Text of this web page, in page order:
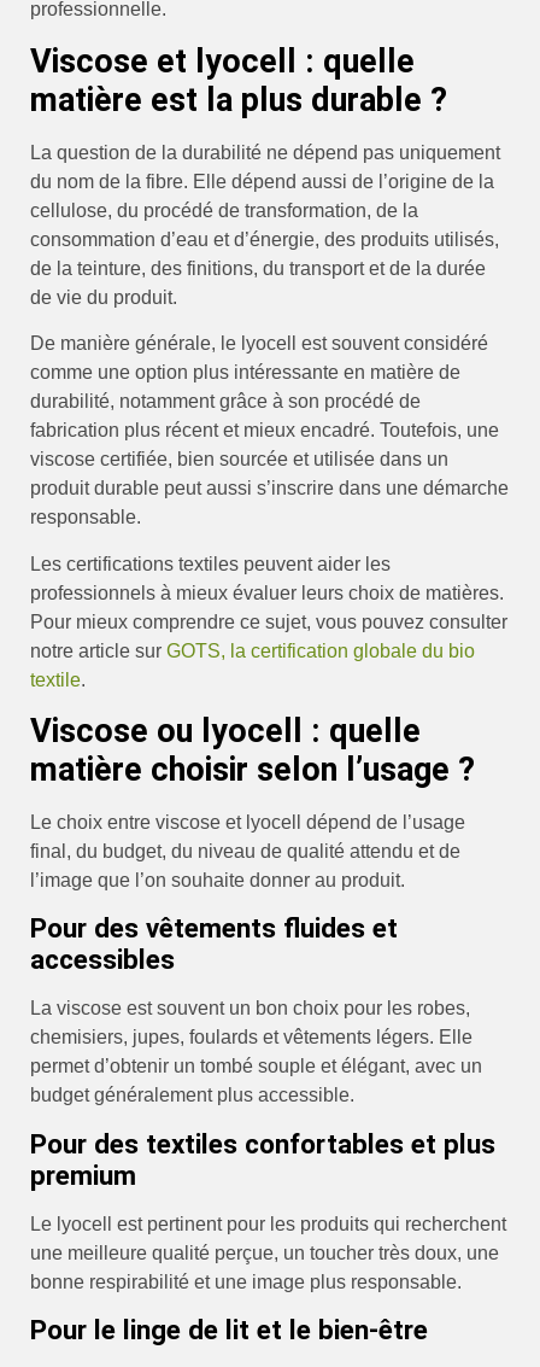
professionnelle.
Viscose et lyocell : quelle
matière est la plus durable ?
La question de la durabilité ne dépend pas uniquement
du nom de la fibre. Elle dépend aussi de l’origine de la
cellulose, du procédé de transformation, de la
consommation d’eau et d’énergie, des produits utilisés,
de la teinture, des finitions, du transport et de la durée
de vie du produit.
De manière générale, le lyocell est souvent considéré
comme une option plus intéressante en matière de
durabilité, notamment grâce à son procédé de
fabrication plus récent et mieux encadré. Toutefois, une
viscose certifiée, bien sourcée et utilisée dans un
produit durable peut aussi s’inscrire dans une démarche
responsable.
Les certifications textiles peuvent aider les
professionnels à mieux évaluer leurs choix de matières.
Pour mieux comprendre ce sujet, vous pouvez consulter
notre article sur GOTS, la certification globale du bio
textile.
Viscose ou lyocell : quelle
matière choisir selon l’usage ?
Le choix entre viscose et lyocell dépend de l’usage
final, du budget, du niveau de qualité attendu et de
l’image que l’on souhaite donner au produit.
Pour des vêtements fluides et
accessibles
La viscose est souvent un bon choix pour les robes,
chemisiers, jupes, foulards et vêtements légers. Elle
permet d’obtenir un tombé souple et élégant, avec un
budget généralement plus accessible.
Pour des textiles confortables et plus
premium
Le lyocell est pertinent pour les produits qui recherchent
une meilleure qualité perçue, un toucher très doux, une
bonne respirabilité et une image plus responsable.
Pour le linge de lit et le bien-être